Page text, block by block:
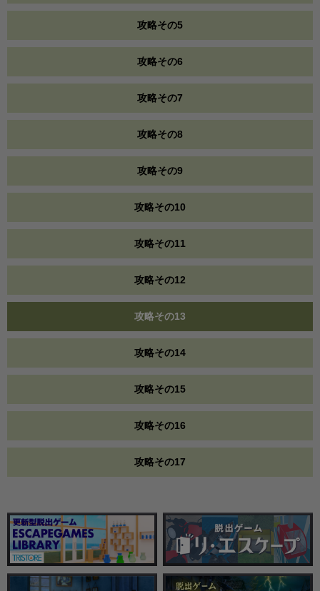
攻略その5
攻略その6
攻略その7
攻略その8
攻略その9
攻略その10
攻略その11
攻略その12
攻略その13
攻略その14
攻略その15
攻略その16
攻略その17